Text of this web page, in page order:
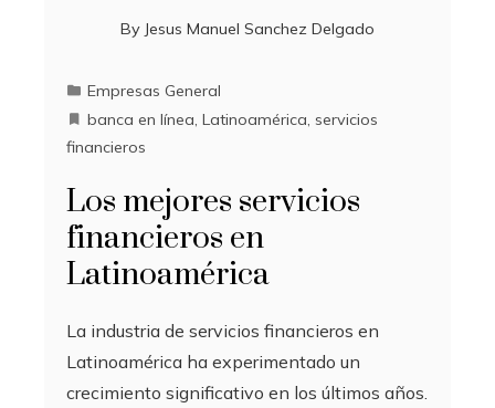
By Jesus Manuel Sanchez Delgado
Empresas General
banca en línea, Latinoamérica, servicios
financieros
Los mejores servicios
financieros en
Latinoamérica
La industria de servicios financieros en
Latinoamérica ha experimentado un
crecimiento significativo en los últimos años.